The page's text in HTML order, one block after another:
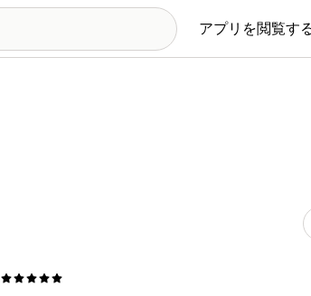
アプリを閲覧す